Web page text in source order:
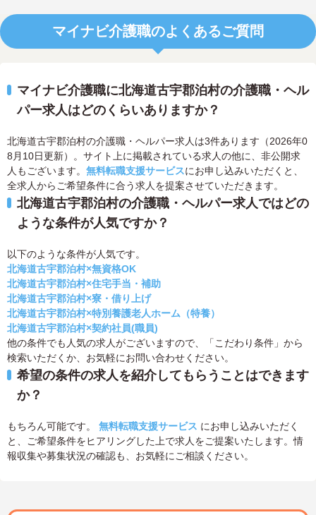
マイナビ介護職のよくあるご質問
マイナビ介護職に北海道古宇郡泊村の介護職・ヘル
パー求人はどのくらいありますか？
北海道古宇郡泊村の介護職・ヘルパー求人は3件あります（2026年0
8月10日更新）。サイト上に掲載されている求人の他に、非公開求
人もございます。 無料転職支援サービスにお申し込みいただくと、
全求人からご希望条件に合う求人を提案させていただきます。
北海道古宇郡泊村の介護職・ヘルパー求人ではどの
ような条件が人気ですか？
以下のような条件が人気です。
北海道古宇郡泊村×無資格OK
北海道古宇郡泊村×住宅手当・補助
北海道古宇郡泊村×寮・借り上げ
北海道古宇郡泊村×特別養護老人ホーム（特養）
北海道古宇郡泊村×契約社員(職員)
他の条件でも人気の求人がございますので、「こだわり条件」から
検索いただくか、お気軽にお問い合わせください。
希望の条件の求人を紹介してもらうことはできます
か？
もちろん可能です。 無料転職支援サービス にお申し込みいただく
と、ご希望条件をヒアリングした上で求人をご提案いたします。情
報収集や募集状況の確認も、お気軽にご相談ください。